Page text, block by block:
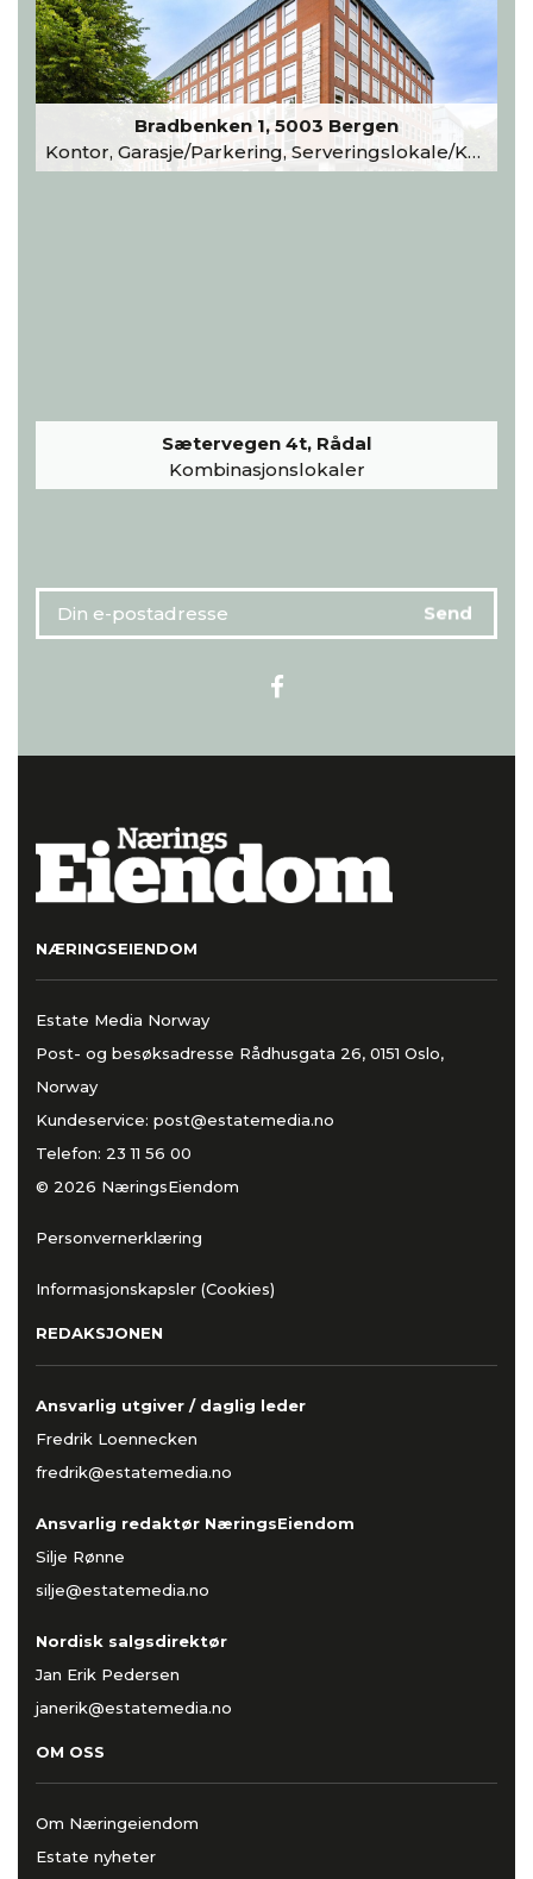
Bradbenken 1, 5003 Bergen
Kontor, Garasje/Parkering, Serveringslokale/Kantine, Undervisning/Arrangement
Sætervegen 4t, Rådal
Kombinasjonslokaler
NÆRINGSEIENDOM
Estate Media Norway
Post- og besøksadresse Rådhusgata 26, 0151 Oslo,
Norway
Kundeservice: post@estatemedia.no
Telefon: 23 11 56 00
© 2026 NæringsEiendom
Personvernerklæring
Informasjonskapsler (Cookies)
REDAKSJONEN
Ansvarlig utgiver / daglig leder
Fredrik Loennecken
fredrik@estatemedia.no
Ansvarlig redaktør NæringsEiendom
Silje Rønne
silje@estatemedia.no
Nordisk salgsdirektør
Jan Erik Pedersen
janerik@estatemedia.no
OM OSS
Om Næringeiendom
Estate nyheter